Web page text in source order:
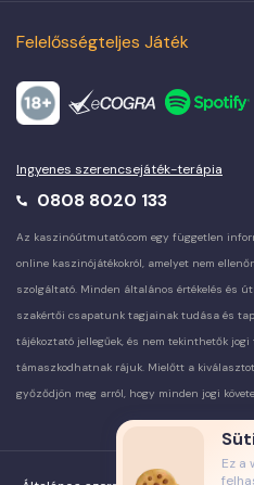
Felelősségteljes Játék
Ingyenes szerencsejáték-terápia
0808 8020 133
Az kaszinóútmutató.com egy független
online kaszinójátékokról, amelyet nem
szolgáltató. Minden általános értékelés és
szakértői csapatunk tagjainak tudása és
tájékoztató jellegűek, és nem tekinthetők
támaszkodhatnak rájuk. Mielőtt a
győződjön meg arról, hogy minden jogi
Ez a